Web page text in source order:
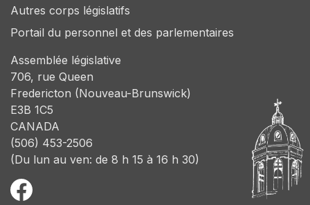
Autres corps législatifs
Portail du personnel et des parlementaires
Assemblée législative
706, rue Queen
Fredericton (Nouveau-Brunswick)
E3B 1C5
CANADA
(506) 453-2506
(Du lun au ven: de 8 h 15 à 16 h 30)